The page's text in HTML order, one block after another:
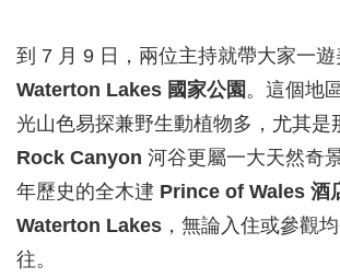
到 7 月 9 日，兩位主持就帶大家一
Waterton Lakes 國家公園。這個地
光山色易探兼野生動植物多，尤其是
Rock Canyon 河谷更屬一大天然奇
年歷史的全木䢖 Prince of Wales 酒
Waterton Lakes ，無論入住或參觀
往。